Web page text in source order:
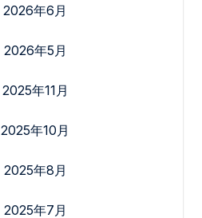
2026年6月
2026年5月
2025年11月
2025年10月
2025年8月
2025年7月